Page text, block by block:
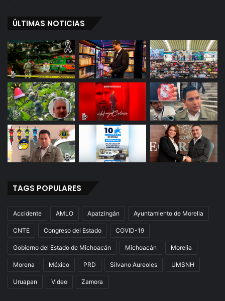
ÚLTIMAS NOTICIAS
TAGS POPULARES
Accidente AMLO Apatzingán Ayuntamiento de Morelia
CNTE Congreso del Estado COVID-19
Gobierno del Estado de Michoacán Michoacán Morelia
Morena México PRD Silvano Aureoles UMSNH
Uruapan Video Zamora